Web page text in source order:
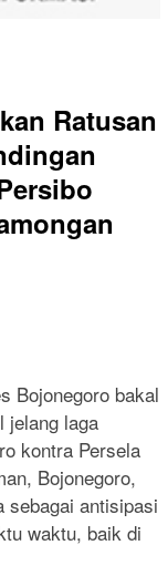
Ratusan
Bojonegoro bakal
jelang laga
kontra Persela
Bojonegoro,
sebagai antisipasi
waktu, baik di